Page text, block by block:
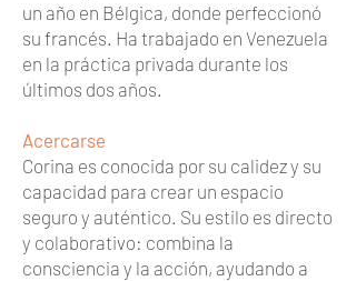
un año en Bélgica, donde perfeccionó
su francés. Ha trabajado en Venezuela
en la práctica privada durante los
últimos dos años.
Acercarse
Corina es conocida por su calidez y su
capacidad para crear un espacio
seguro y auténtico. Su estilo es directo
y colaborativo: combina la
consciencia y la acción, ayudando a